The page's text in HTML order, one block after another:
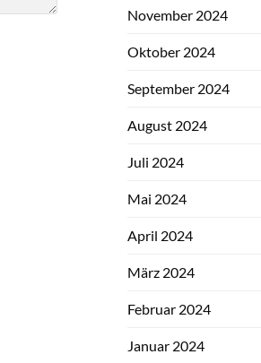
November 2024
Oktober 2024
September 2024
August 2024
Juli 2024
Mai 2024
April 2024
März 2024
Februar 2024
Januar 2024